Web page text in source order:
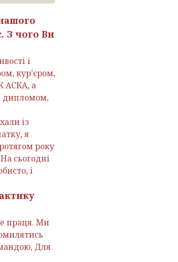
З чого Ви
і
курʼєром,
АСКА, а
дипломом,
із
я
року
сьогодні
і
праця. Ми
Для